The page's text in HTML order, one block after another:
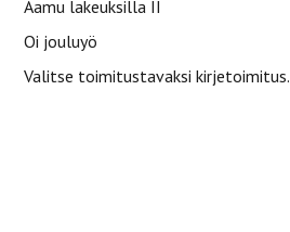
Aamu lakeuksilla II
Oi jouluyö
Valitse toimitustavaksi kirjetoimitus.